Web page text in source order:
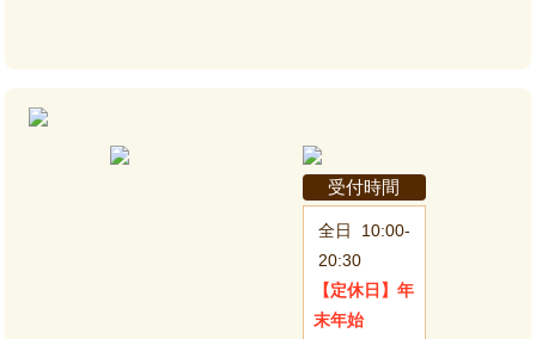
受付時間
全日
10:00-
20:30
【定休日】 年
末年始